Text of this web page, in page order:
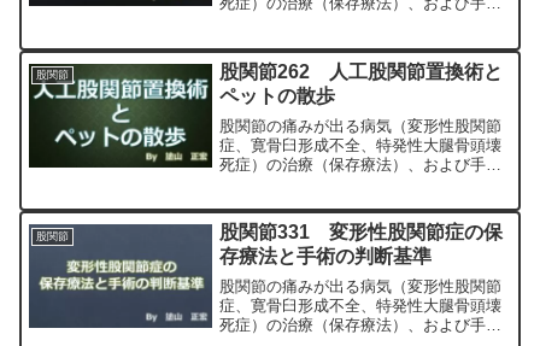
科専門医（人工関節手術を専門）の塗山
正宏が色々と説明します。
股関節
股関節262 人工股関節置換術と
ペットの散歩
股関節の痛みが出る病気（変形性股関節
症、寛骨臼形成不全、特発性大腿骨頭壊
死症）の治療（保存療法）、および手術
科専門医（人工関節手術を専門）の塗山
正宏が色々と説明します。
股関節
股関節331 変形性股関節症の保
存療法と手術の判断基準
股関節の痛みが出る病気（変形性股関節
症、寛骨臼形成不全、特発性大腿骨頭壊
死症）の治療（保存療法）、および手術